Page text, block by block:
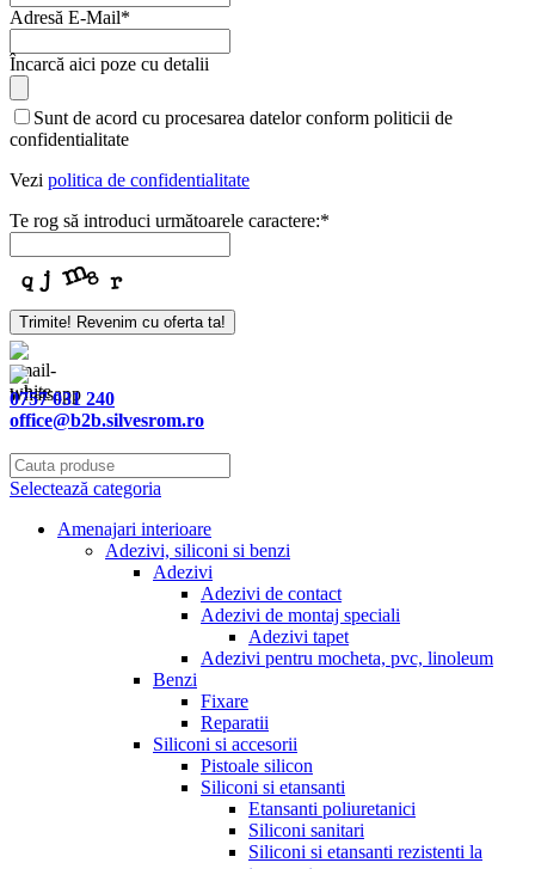
Adresă E-Mail*
Încarcă aici poze cu detalii
Sunt de acord cu procesarea datelor conform politicii de
confidentialitate
Vezi politica de confidentialitate
Te rog să introduci următoarele caractere:*
Website
URL*
Trimite! Revenim cu oferta ta!
0757 031 240
office@b2b.silvesrom.ro
Selectează categoria
Amenajari interioare
Adezivi, siliconi si benzi
Adezivi
Adezivi de contact
Adezivi de montaj speciali
Adezivi tapet
Adezivi pentru mocheta, pvc, linoleum
Benzi
Fixare
Reparatii
Siliconi si accesorii
Pistoale silicon
Siliconi si etansanti
Etansanti poliuretanici
Siliconi sanitari
Siliconi si etansanti rezistenti la